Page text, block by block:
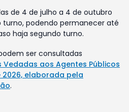
de 4 de julho a 4 de outubro
turno, podendo permanecer até
haja segundo turno.
ser consultadas
aos Agentes Públicos
2026, elaborada pela
.